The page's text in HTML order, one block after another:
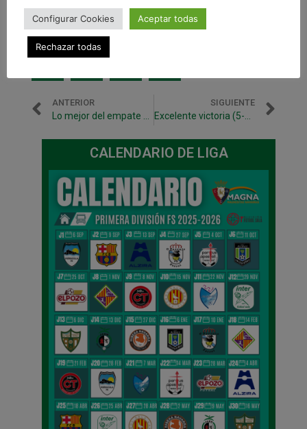
ANTERIOR
Lo mejor del empate en Gran canaria, en vídeo
SIGUIENTE
Excelente victoria (5-2) ante Burela Pescados Rubén
CALENDARIO DE LIGA
Configurar Cookies Aceptar todas
Rechazar todas